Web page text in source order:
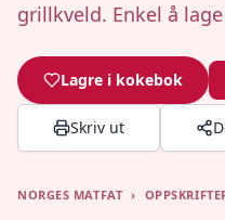
grillkveld. Enkel å
Lagre i kokebok
Skriv ut
NORGES MATFAT ›